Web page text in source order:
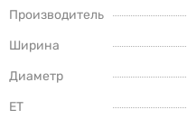
Производитель
Ширина
Диаметр
ET